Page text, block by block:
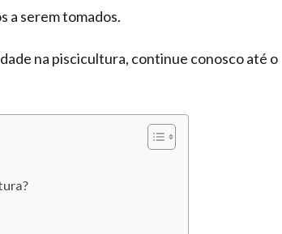
a serem tomados.
na piscicultura, continue conosco até o